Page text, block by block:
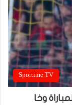
Sportime TV
وخا